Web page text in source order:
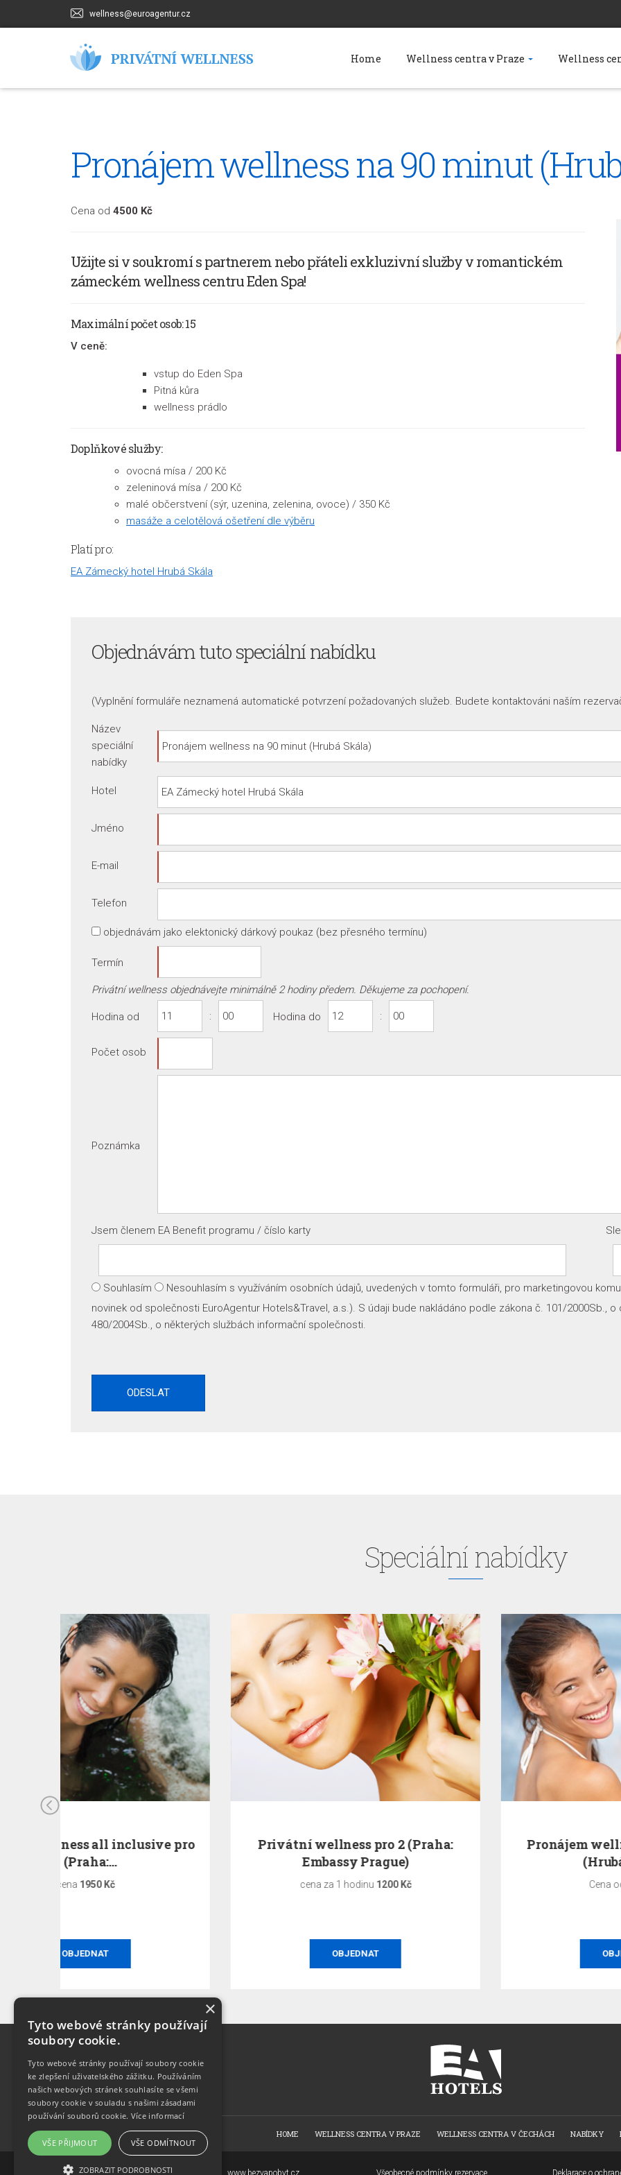
wellness@euroagentur.cz
Home Wellness centra v Praze Wellness
Pronájem wellness na 90 minut
Cena od 4500 Kč
Užijte si v soukromí s partnerem nebo přáteli exkluzivní služby v romantickém
zámeckém wellness centru Eden Spa!
Maximální počet osob: 15
V ceně:
vstup do Eden Spa
Pitná kůra
wellness prádlo
Doplňkové služby:
ovocná mísa / 200 Kč
zeleninová mísa / 200 Kč
malé občerstvení (sýr, uzenina, zelenina, ovoce) / 350 Kč
masáže a celotělová ošetření dle výběru
Platí pro:
EA Zámecký hotel Hrubá Skála
Objednávám tuto speciální nabídku
(Vyplnění formuláře neznamená automatické potvrzení požadovaných služeb. Budete kontaktováni naším
Název
speciální
nabídky
Hotel
Jméno
E-mail
Telefon
objednávám jako elektonický dárkový poukaz (bez přesného termínu)
Termín
Privátní wellness objednávejte minimálně 2 hodiny předem. Děkujeme za pochopení.
Hodina od : Hodina do :
Počet osob
Poznámka
Jsem členem EA Benefit programu / číslo karty
Souhlasím Nesouhlasím s využíváním osobních údajů, uvedených v tomto formuláři, pro marketingovou
novinek od společnosti EuroAgentur Hotels&Travel, a.s.). S údaji bude nakládáno podle zákona č. 101/2000Sb.,
480/2004Sb., o některých službách informační společnosti.
Speciální nabídky
Privátní wellness pro 2 (Praha:
Pronájem wellness na 90 minut
HOME WELLNESS CENTRA V PRAZE WELLNESS CENTRA V ČECHÁCH NABÍDKY
Copyright © 2007-2026 www.bezvapobyt.cz Všeobecné podmínky rezervace Deklarace o
×
Tyto webové stránky používají
soubory cookie.
Tyto webové stránky používají soubory cookie
ke zlepšení uživatelského zážitku. Používáním
našich webových stránek souhlasíte se všemi
soubory cookie v souladu s našimi zásadami
používání souborů cookie. Více informací
VŠE PŘIJMOUT VŠE ODMÍTNOUT
ZOBRAZIT PODROBNOSTI